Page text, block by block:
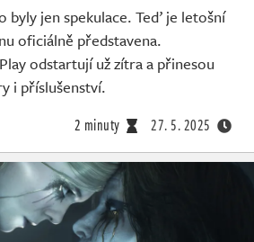
byly jen spekulace. Teď je letošní
oficiálně představena.
odstartují už zítra a přinesou
i příslušenství.
2 minuty 27. 5. 2025